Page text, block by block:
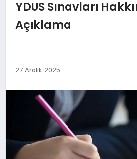
SAĞLIK
TEKNOLOJI
MALATYA HABERLERI
YDUS Sınavları
Açıklama
27 Aralık 2025